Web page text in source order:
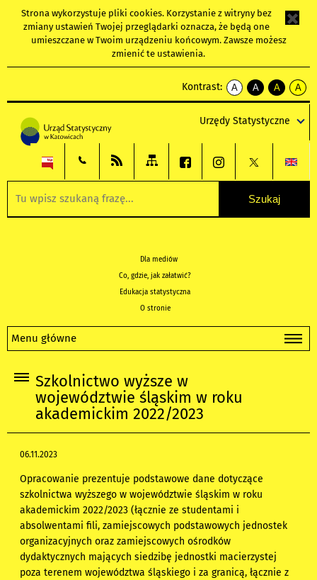
Strona wykorzystuje pliki cookies. Korzystanie z witryny bez
zmiany ustawień Twojej przeglądarki oznacza, że będą one
umieszczane w Twoim urządzeniu końcowym. Zawsze możesz
zmienić te ustawienia.
Kontrast:
A
kontrast
A
kontrast
tekst
czarnym
A
kontrast
tekst
czarnym
A
tekst
żółtym
Urzędy Statystyczne
Dla mediów
Co, gdzie, jak załatwić?
Edukacja statystyczna
O stronie
Menu główne
Szkolnictwo wyższe w
województwie śląskim w roku
akademickim 2022/2023
06.11.2023
Opracowanie prezentuje podstawowe dane dotyczące
szkolnictwa wyższego w województwie śląskim w roku
akademickim 2022/2023 (łącznie ze studentami i
absolwentami fili, zamiejscowych podstawowych jednostek
organizacyjnych oraz zamiejscowych ośrodków
dydaktycznych mających siedzibę jednostki macierzystej
poza terenem województwa śląskiego i za granicą, łącznie z